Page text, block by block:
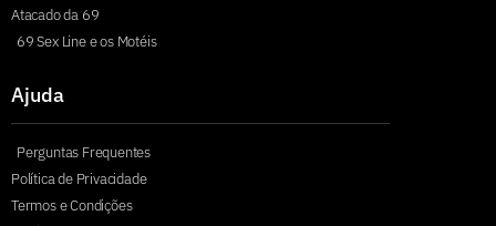
Atacado da 69
69 Sex Line e os Motéis
Ajuda
Perguntas Frequentes
Política de Privacidade
Termos e Condições